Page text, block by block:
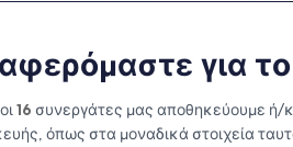
you need toγια
16 συνεργάτες μας αποθηκεύουμε ή/
όπως στα μοναδικά στοιχεία